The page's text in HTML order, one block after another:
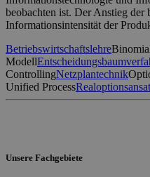
beobachten ist. Der Anstieg der
Informationsintensität der
Betriebswirtschaftslehre
Modell
ControllingNetzplantechnik
Unified Process
Unsere Fachgebiete